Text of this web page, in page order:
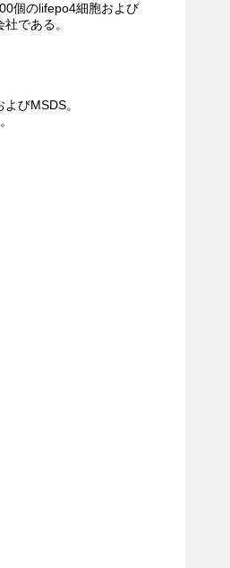
個のlifepo4細胞および
である。
びMSDS。